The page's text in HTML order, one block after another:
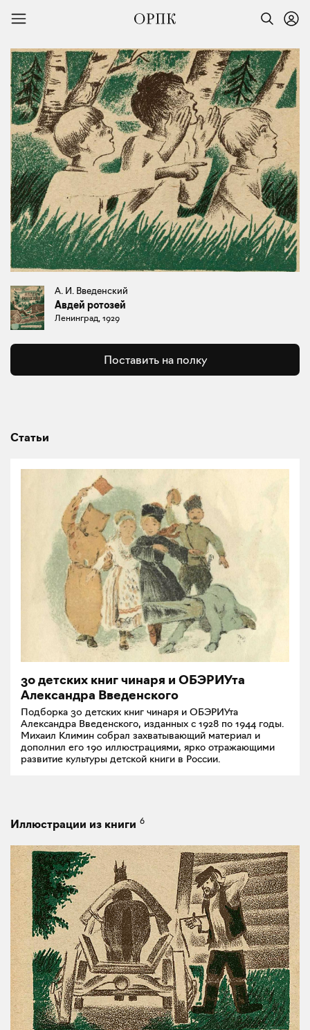
А. И. Введенский
Авдей ротозей
Ленинград, 1929
Поставить на полку
Статьи
30 детских книг чинаря и ОБЭРИУта
Александра Введенского
Подборка 30 детских книг чинаря и ОБЭРИУта
Александра Введенского, изданных с 1928 по 1944 годы.
Михаил Климин собрал захватывающий материал и
дополнил его 190 иллюстрациями, ярко отражающими
развитие культуры детской книги в России.
Иллюстрации из книги 6